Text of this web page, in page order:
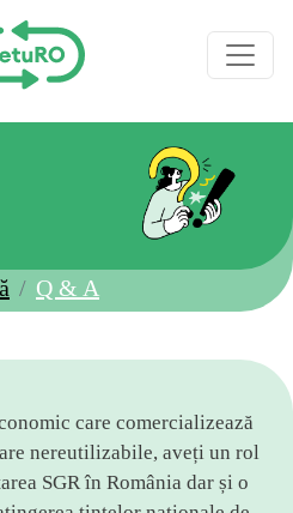
Q & A
care comercializează
nereutilizabile, aveți un rol
SGR în România dar și o